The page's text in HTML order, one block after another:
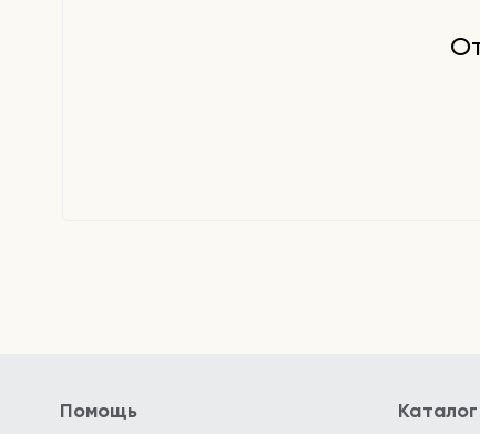
Помощь